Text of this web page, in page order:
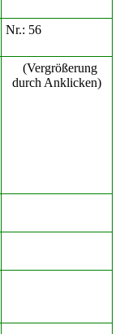
Nr.: 56
(Vergrößerung
durch Anklicken)